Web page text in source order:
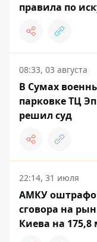
правила по
08:33, 03 августа
В Сумах
парковке ТЦ
решил суд
22:14, 31 июля
АМКУ
сговора на
Киева на 175,8